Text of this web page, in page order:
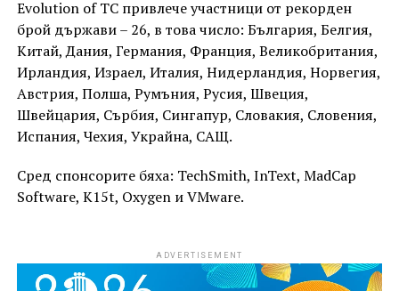
Evolution of TC привлече участници от рекорден
брой държави – 26, в това число: България, Белгия,
Китай, Дания, Германия, Франция, Великобритания,
Ирландия, Израел, Италия, Нидерландия, Норвегия,
Австрия, Полша, Румъния, Русия, Швеция,
Швейцария, Сърбия, Сингапур, Словакия, Словения,
Испания, Чехия, Украйна, САЩ.
Сред спонсорите бяха: TechSmith, InText, MadCap
Software, K15t, Oxygen и VMware.
ADVERTISEMENT